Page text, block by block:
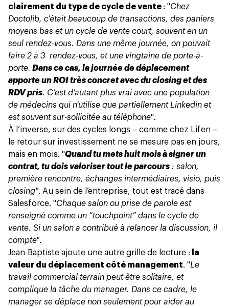
clairement du type de cycle de vente : "Chez
Doctolib, c’était beaucoup de transactions, des paniers
moyens bas et un cycle de vente court, souvent en un
seul rendez-vous. Dans une même journée, on pouvait
faire 2 à 3 rendez-vous, et une vingtaine de porte-à-
porte. Dans ce cas, la journée de déplacement
apporte un ROI très concret avec du closing et des
RDV pris. C’est d’autant plus vrai avec une population
de médecins qui n’utilise que partiellement Linkedin et
est souvent sur-sollicitée au téléphone".
À l’inverse, sur des cycles longs – comme chez Lifen –
le retour sur investissement ne se mesure pas en jours,
mais en mois. "Quand tu mets huit mois à signer un
contrat, tu dois valoriser tout le parcours : salon,
première rencontre, échanges intermédiaires, visio, puis
closing". Au sein de l’entreprise, tout est tracé dans
Salesforce. "Chaque salon ou prise de parole est
renseigné comme un “touchpoint” dans le cycle de
vente. Si un salon a contribué à relancer la discussion, il
compte".
Jean-Baptiste ajoute une autre grille de lecture : la
valeur du déplacement côté management. "Le
travail commercial terrain peut être solitaire, et
complique la tâche du manager. Dans ce cadre, le
manager se déplace non seulement pour aider au